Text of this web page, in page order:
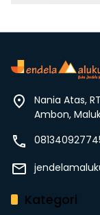
Nania Atas,
Ambon,
Kategori